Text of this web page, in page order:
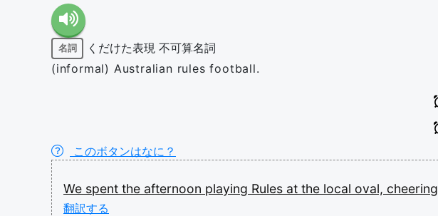
名詞 くだけた表現 不可算名詞
(informal) Australian rules football.
このボタンはなに？
We spent the afternoon playing Rules at the local oval, cheering
翻訳する